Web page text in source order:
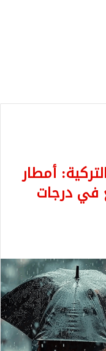
أمطار
في درجات